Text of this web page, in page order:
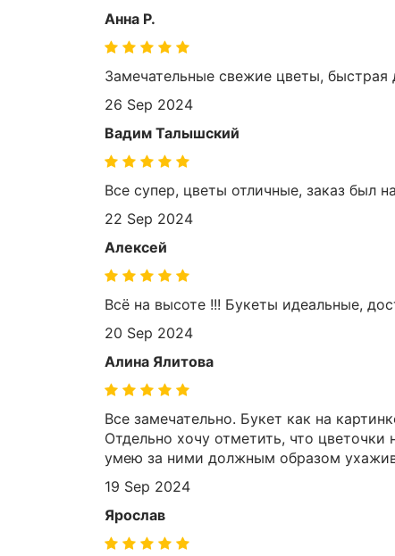
Анна Р.
Замечательные свежие цветы,
26 Sep 2024
Вадим Талышский
Все супер, цветы отличные, заказ был
22 Sep 2024
Алексей
Всё на высоте !!! Букеты идеальные,
20 Sep 2024
Алина Ялитова
Все замечательно. Букет как на
Отдельно хочу отметить, что
умею за ними должным образом
19 Sep 2024
Ярослав